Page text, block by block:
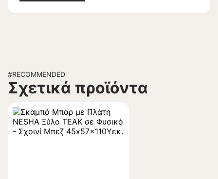
#RECOMMENDED
Σχετικά προϊόντα